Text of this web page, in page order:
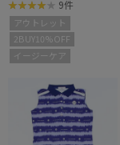
9件
アウトレット
2BUY10%OFF
イージーケア